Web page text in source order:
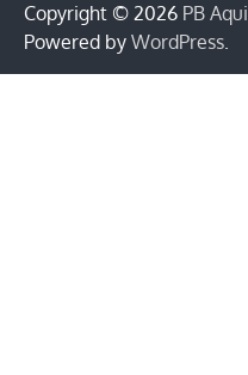
Copyright © 2026 PB Aqui
Powered by WordPress.